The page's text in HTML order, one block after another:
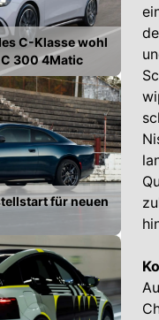
C-Klasse wohl
300 4Matic
für neuen